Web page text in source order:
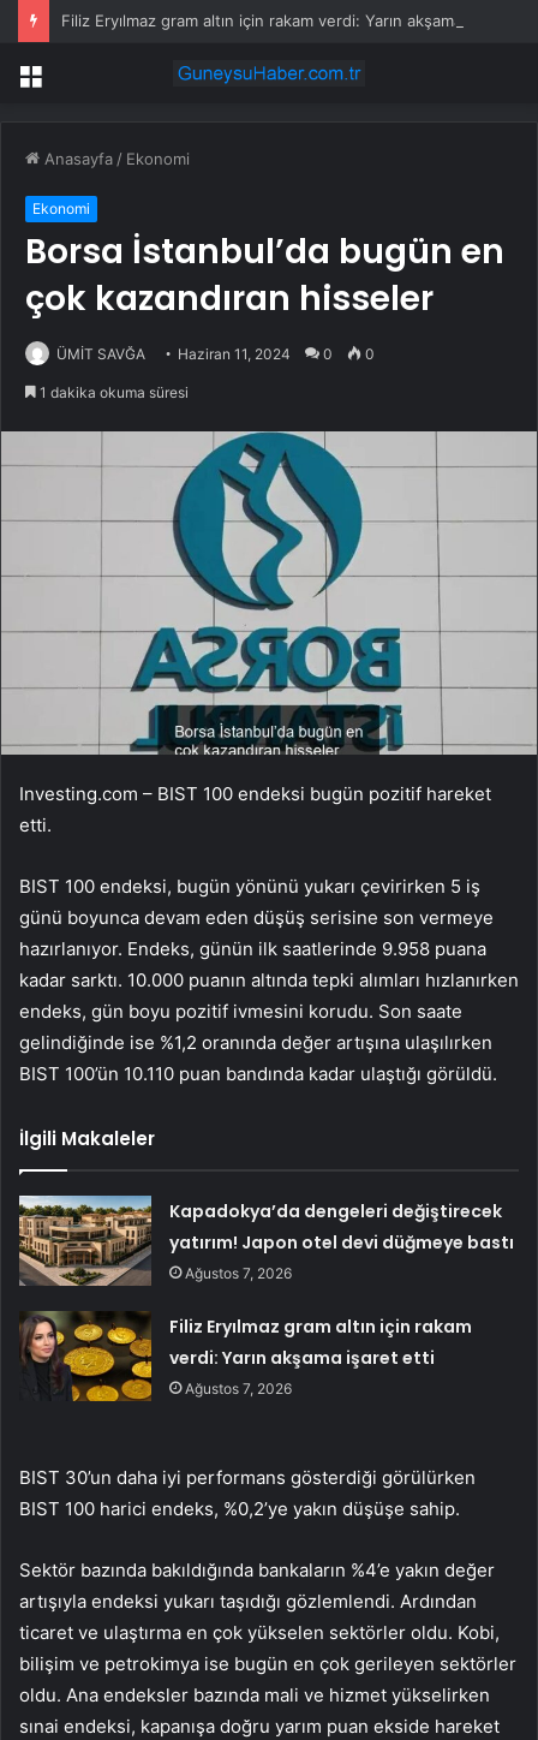
Menü
Anasayfa / Ekonomi
Ekonomi
Borsa İstanbul’da bugün en
çok kazandıran hisseler
ÜMİT SAVĞA Haziran 11, 2024 0 0
1 dakika okuma süresi
Investing.com – BIST 100 endeksi bugün pozitif hareket
etti.
BIST 100 endeksi, bugün yönünü yukarı çevirirken 5 iş
günü boyunca devam eden düşüş serisine son vermeye
hazırlanıyor. Endeks, günün ilk saatlerinde 9.958 puana
kadar sarktı. 10.000 puanın altında tepki alımları hızlanırken
endeks, gün boyu pozitif ivmesini korudu. Son saate
gelindiğinde ise %1,2 oranında değer artışına ulaşılırken
BIST 100’ün 10.110 puan bandında kadar ulaştığı görüldü.
İlgili Makaleler
Kapadokya’da dengeleri değiştirecek
yatırım! Japon otel devi düğmeye bastı
Ağustos 7, 2026
Filiz Eryılmaz gram altın için rakam
verdi: Yarın akşama işaret etti
Ağustos 7, 2026
BIST 30’un daha iyi performans gösterdiği görülürken
BIST 100 harici endeks, %0,2’ye yakın düşüşe sahip.
Sektör bazında bakıldığında bankaların %4’e yakın değer
artışıyla endeksi yukarı taşıdığı gözlemlendi. Ardından
ticaret ve ulaştırma en çok yükselen sektörler oldu. Kobi,
bilişim ve petrokimya ise bugün en çok gerileyen sektörler
oldu. Ana endeksler bazında mali ve hizmet yükselirken
sınai endeksi, kapanışa doğru yarım puan ekside hareket